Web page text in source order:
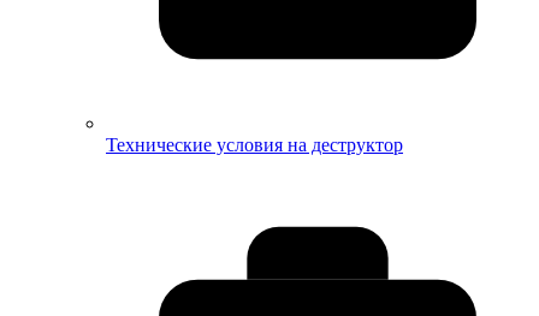
Технические условия на деструктор